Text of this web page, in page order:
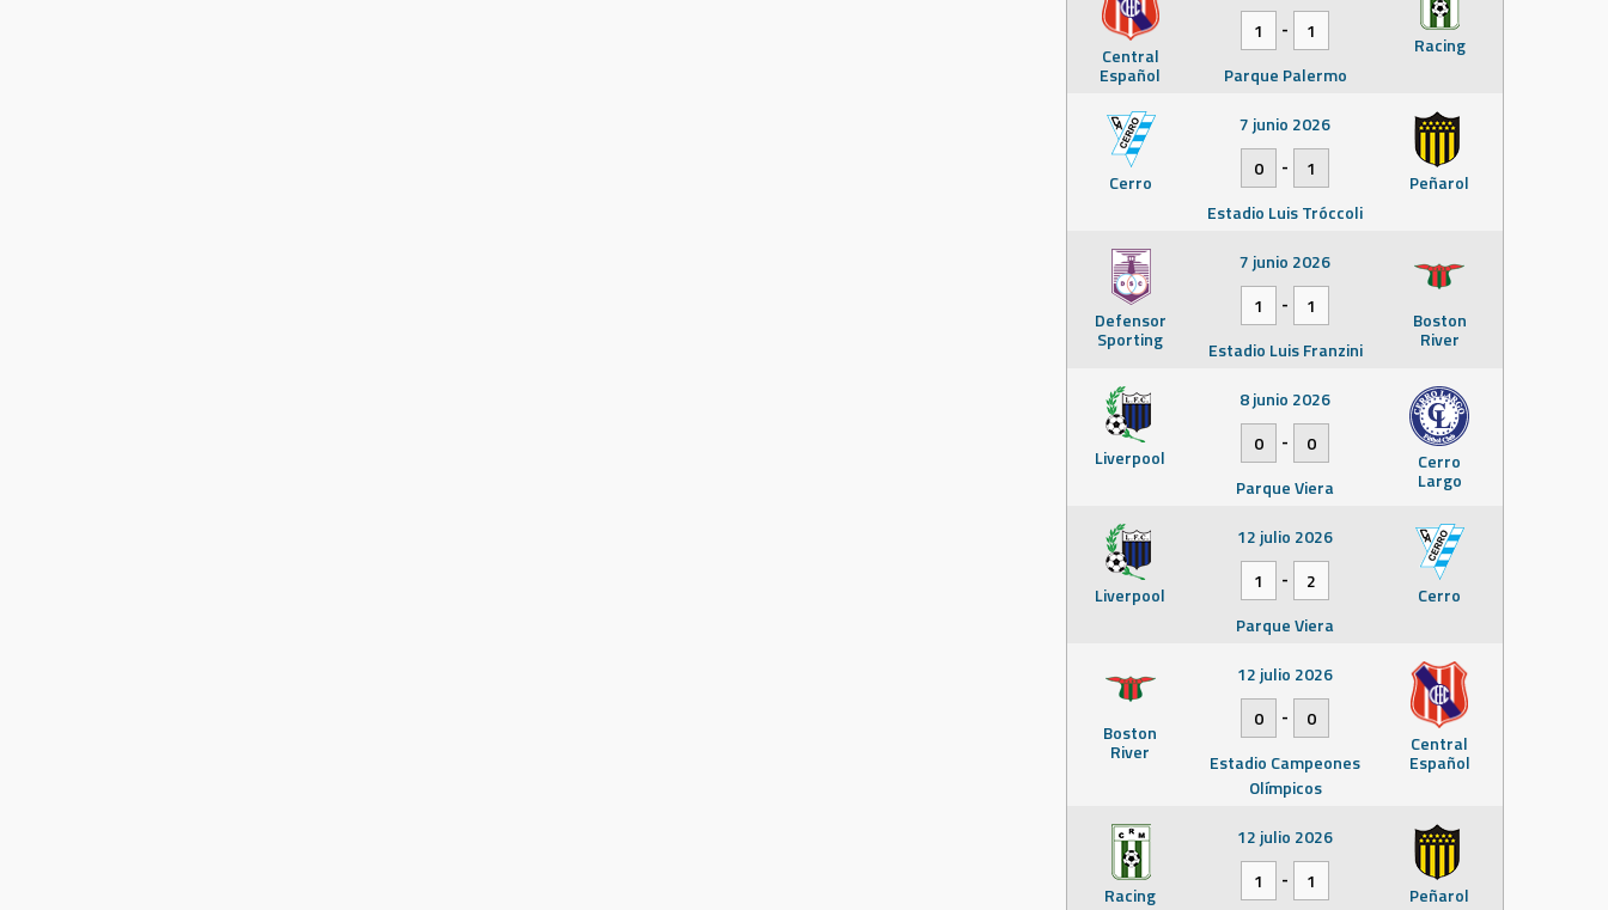
Central
Español
Racing
1
-
1
Parque Palermo
Cerro Peñarol
7 junio 2026
0
-
1
Estadio Luis Tróccoli
Defensor
Sporting
Boston
River
7 junio 2026
1
-
1
Estadio Luis Franzini
Liverpool Cerro
Largo
8 junio 2026
0
-
0
Parque Viera
Liverpool Cerro
12 julio 2026
1
-
2
Parque Viera
Boston
River Central
Español
12 julio 2026
0
-
0
Estadio Campeones
Olímpicos
Racing Peñarol
12 julio 2026
1
-
1